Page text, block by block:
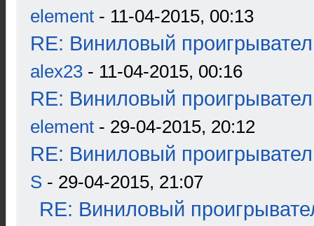
element - 11-04-2015, 00:13
RE: Виниловый
alex23 - 11-04-2015, 00:16
RE: Виниловый
element - 29-04-2015, 20:12
RE: Виниловый
S - 29-04-2015, 21:07
RE: Виниловый